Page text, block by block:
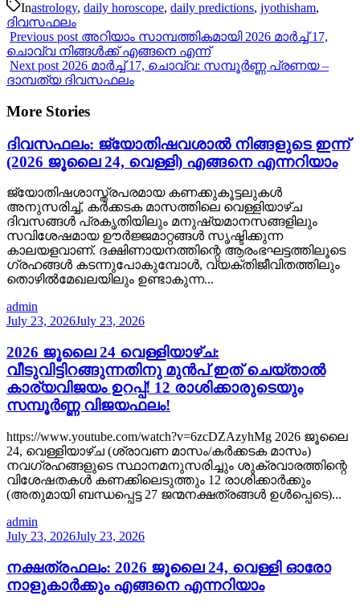
Inastrology, daily horoscope, daily predictions, jyothisham,
ദിവസഫലം
Previous post അറിയാം സാമ്പത്തികമായി 2026 മാർച്ച് 17,
ചൊവ്വ നിങ്ങൾക്ക് എങ്ങനെ എന്ന്
Next post 2026 മാർച്ച് 17, ചൊവ്വ: സമ്പൂർണ്ണ പ്രണയ –
ദാമ്പത്യ ദിവസഫലം
More Stories
ദിവസഫലം: ജ്യോതിഷവശാൽ നിങ്ങളുടെ ഇന്ന്‌
(2026 ജൂലൈ 24, വെള്ളി) എങ്ങനെ എന്നറിയാം
ജ്യോതിഷശാസ്ത്രപരമായ കണക്കുകൂട്ടലുകൾ
അനുസരിച്ച്, കർക്കടക മാസത്തിലെ വെള്ളിയാഴ്ച
ദിവസങ്ങൾ പ്രകൃതിയിലും മനുഷ്യമാനസങ്ങളിലും
സവിശേഷമായ ഊർജ്ജമാറ്റങ്ങൾ സൃഷ്ടിക്കുന്ന
കാലയളവാണ്. ദക്ഷിണായനത്തിന്റെ ആരംഭഘട്ടത്തിലൂടെ
ഗ്രഹങ്ങൾ കടന്നുപോകുമ്പോൾ, വ്യക്തിജീവിതത്തിലും
തൊഴിൽമേഖലയിലും ഉണ്ടാകുന്ന...
admin
July 23, 2026July 23, 2026
2026 ജൂലൈ 24 വെള്ളിയാഴ്ച:
വീടുവിട്ടിറങ്ങുന്നതിനു മുൻപ് ഇത് ചെയ്താൽ
കാര്യവിജയം ഉറപ്പ്! 12 രാശിക്കാരുടെയും
സമ്പൂർണ്ണ വിജയഫലം!
https://www.youtube.com/watch?v=6zcDZAzyhMg 2026 ജൂലൈ
24, വെള്ളിയാഴ്ച (ശ്രാവണ മാസം/കർക്കടക മാസം)
നവഗ്രഹങ്ങളുടെ സ്ഥാനമനുസരിച്ചും ശുക്രവാരത്തിന്റെ
വിശേഷതകൾ കണക്കിലെടുത്തും 12 രാശിക്കാർക്കും
(അതുമായി ബന്ധപ്പെട്ട 27 ജന്മനക്ഷത്രങ്ങൾ ഉൾപ്പെടെ)...
admin
July 23, 2026July 23, 2026
നക്ഷത്രഫലം: 2026 ജൂലൈ 24, വെള്ളി ഓരോ
നാളുകാർക്കും എങ്ങനെ എന്നറിയാം